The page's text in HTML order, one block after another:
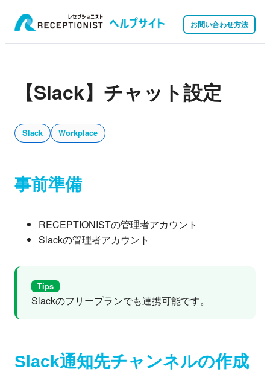
お問い合わせ方法
【Slack】チャット設定
Slack Workplace
事前準備
RECEPTIONISTの管理者アカウント
Slackの管理者アカウント
Tips
Slackのフリープランでも連携可能です。
Slack通知先チャンネルの作成